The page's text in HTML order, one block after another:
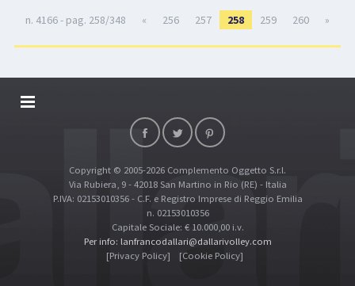
n. 4166 - pag. 258/348 « 256 257 258 259 260 »
DALLARIVOLLEY SOSTIENE
TOP RICERCHE
SITE MAP
Copyright © 2005-2026 Complemento Oggetto S.r.l.
Via Rubiera, 9 - 42018 San Martino in Rio (RE) - Italia
P.IVA: 02153010356 - C.F. e Registro Imprese di Reggio Emilia
n. 02153010356
Capitale Sociale: € 10.000,00 i.v.
Per info: lanfrancodallari@dallarivolley.com
[Privacy Policy]
[Cookie Policy]